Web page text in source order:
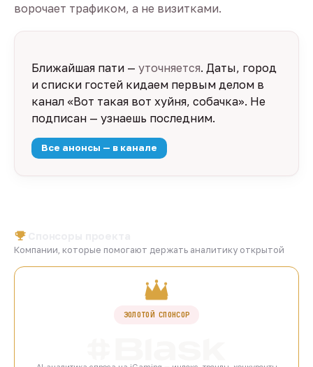
ворочает трафиком, а не визитками.
Ближайшая пати — уточняется. Даты, город
и списки гостей кидаем первым делом в
канал «Вот такая вот хуйня, собачка». Не
подписан — узнаешь последним.
Все анонсы — в канале
Компании, которые помогают держать аналитику открытой
ЗОЛОТОЙ СПОНСОР